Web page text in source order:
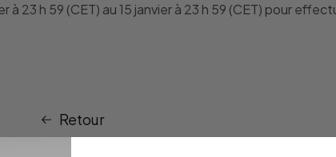
23 h 59 (CET) au 15 janvier à 23 h 59 (CET) pour
Retour